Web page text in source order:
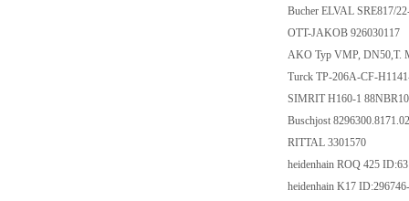
Bucher ELVAL SRE817/
OTT-JAKOB 926030117
AKO Typ VMP, DN50,T.
Turck TP-206A-CF-
SIMRIT H160-1
Buschjost
RITTAL 3301570
heidenhain ROQ 425
heidenhain K17